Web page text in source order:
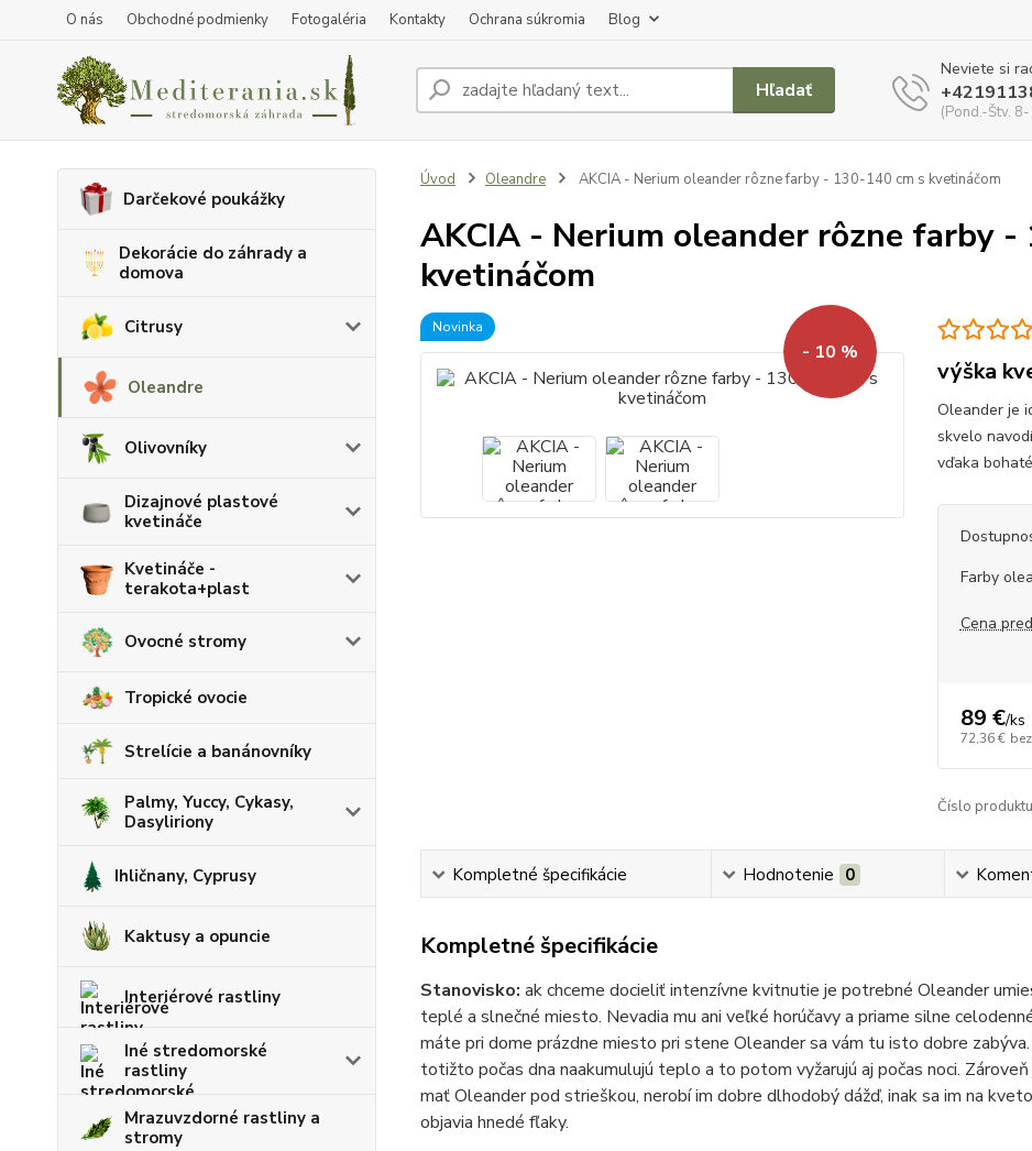
O nás Obchodné podmienky Fotogaléria Kontakty Ochrana súkromia Blog
Hľadať
Neviete si
(Pond.-Štv.
Darčekové poukážky
Dekorácie do záhrady a
domova
Citrusy
Oleandre
Olivovníky
Dizajnové plastové
kvetináče
Kvetináče -
terakota+plast
Ovocné stromy
Tropické ovocie
Strelície a banánovníky
Palmy, Yuccy, Cykasy,
Dasyliriony
Ihličnany, Cyprusy
Kaktusy a opuncie
Interiérové rastliny
Iné stredomorské
rastliny
Mrazuvzdorné rastliny a
stromy
Úvod Oleandre AKCIA - Nerium oleander rôzne farby - 130-140 cm s kvetináčom
AKCIA - Nerium oleander rôzne farby -
kvetináčom
Novinka
- 10 %
výška
Oleander je
skvelo
vďaka
Farby
Cena
89 €/ks
72,36 €
Číslo
Kompletné špecifikácie Hodnotenie 0
Kompletné špecifikácie
Stanovisko: ak chceme docieliť intenzívne kvitnutie je potrebné Oleander
teplé a slnečné miesto. Nevadia mu ani veľké horúčavy a priame silne
máte pri dome prázdne miesto pri stene Oleander sa vám tu isto dobre
totižto počas dna naakumulujú teplo a to potom vyžarujú aj počas noci.
mať Oleander pod strieškou, nerobí im dobre dlhodobý dážď, inak sa im na
objavia hnedé fľaky.